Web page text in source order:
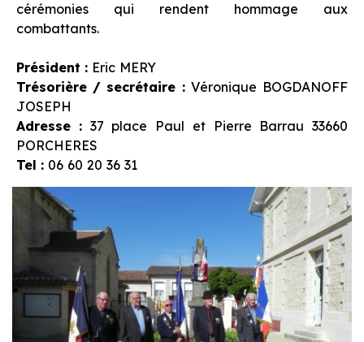
cérémonies qui rendent hommage aux
combattants.
Président : Eric MERY
Trésorière / secrétaire :Véronique BOGDANOFF
JOSEPH
Adresse :37 place Paul et Pierre Barrau 33660
PORCHERES
Tel : 06 60 20 36 31